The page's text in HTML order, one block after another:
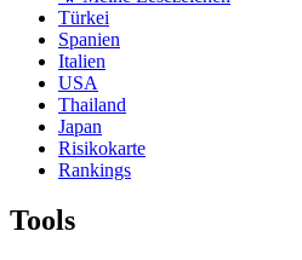
Türkei
Spanien
Italien
USA
Thailand
Japan
Risikokarte
Rankings
Tools